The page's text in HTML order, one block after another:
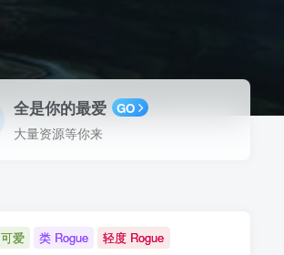
全是你的最爱 GO
大量资源等你来
可爱 类 Rogue 轻度 Rogue